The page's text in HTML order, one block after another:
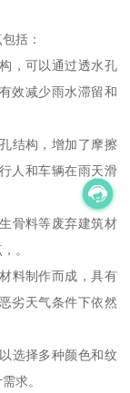
括：
，可以通过透水孔
效减少雨水滞留和
结构，增加了摩擦
人和车辆在雨天滑
骨料等废弃建筑材
。
料制作而成，具有
劣天气条件下依然
选择多种颜色和纹
求。